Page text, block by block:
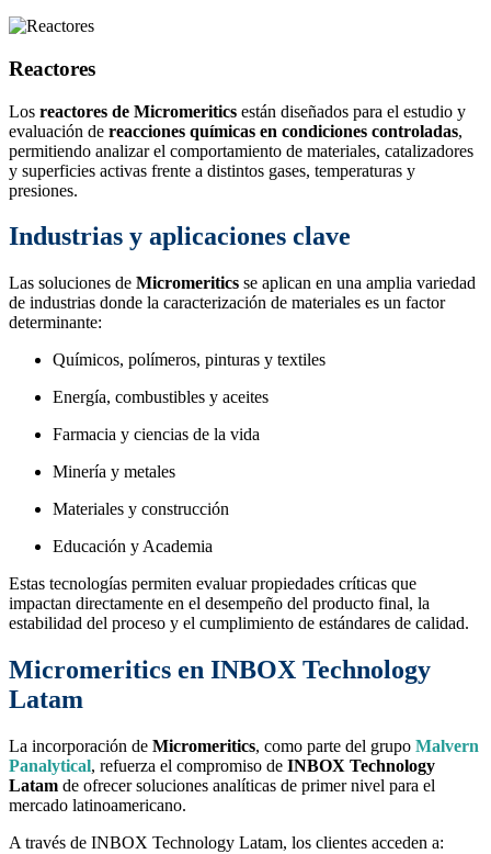
Reactores
Los reactores de Micromeritics están diseñados para el estudio y
evaluación de reacciones químicas en condiciones controladas,
permitiendo analizar el comportamiento de materiales, catalizadores
y superficies activas frente a distintos gases, temperaturas y
presiones.
Industrias y aplicaciones clave
Las soluciones de Micromeritics se aplican en una amplia variedad
de industrias donde la caracterización de materiales es un factor
determinante:
Químicos, polímeros, pinturas y textiles
Energía, combustibles y aceites
Farmacia y ciencias de la vida
Minería y metales
Materiales y construcción
Educación y Academia
Estas tecnologías permiten evaluar propiedades críticas que
impactan directamente en el desempeño del producto final, la
estabilidad del proceso y el cumplimiento de estándares de calidad.
Micromeritics en INBOX Technology
Latam
La incorporación de Micromeritics, como parte del grupo Malvern
Panalytical, refuerza el compromiso de INBOX Technology
Latam de ofrecer soluciones analíticas de primer nivel para el
mercado latinoamericano.
A través de INBOX Technology Latam, los clientes acceden a: